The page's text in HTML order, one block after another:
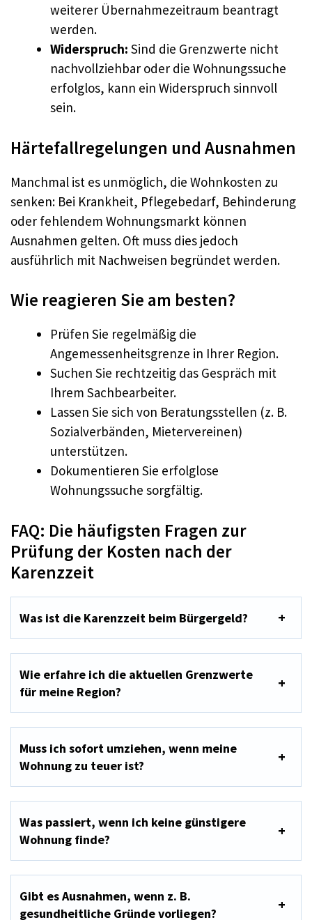
weiterer Übernahmezeitraum beantragt
werden.
Widerspruch: Sind die Grenzwerte nicht
nachvollziehbar oder die Wohnungssuche
erfolglos, kann ein Widerspruch sinnvoll
sein.
Härtefallregelungen und Ausnahmen
Manchmal ist es unmöglich, die Wohnkosten zu
senken: Bei Krankheit, Pflegebedarf, Behinderung
oder fehlendem Wohnungsmarkt können
Ausnahmen gelten. Oft muss dies jedoch
ausführlich mit Nachweisen begründet werden.
Wie reagieren Sie am besten?
Prüfen Sie regelmäßig die
Angemessenheitsgrenze in Ihrer Region.
Suchen Sie rechtzeitig das Gespräch mit
Ihrem Sachbearbeiter.
Lassen Sie sich von Beratungsstellen (z. B.
Sozialverbänden, Mietervereinen)
unterstützen.
Dokumentieren Sie erfolglose
Wohnungssuche sorgfältig.
FAQ: Die häufigsten Fragen zur
Prüfung der Kosten nach der
Karenzzeit
Was ist die Karenzzeit beim Bürgergeld?
Wie erfahre ich die aktuellen Grenzwerte
für meine Region?
Muss ich sofort umziehen, wenn meine
Wohnung zu teuer ist?
Was passiert, wenn ich keine günstigere
Wohnung finde?
Gibt es Ausnahmen, wenn z. B.
gesundheitliche Gründe vorliegen?